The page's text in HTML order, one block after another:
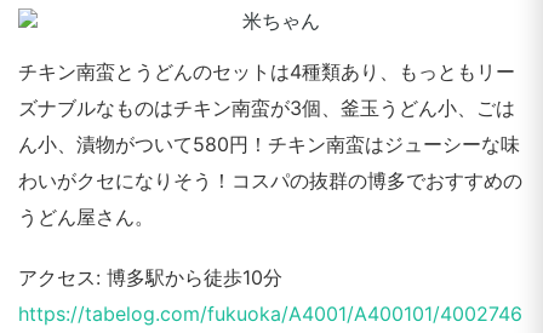
チキン南蛮とうどんのセットは4種類あり、もっともリー
ズナブルなものはチキン南蛮が3個、釜玉うどん小、ごは
ん小、漬物がついて580円！チキン南蛮はジューシーな味
わいがクセになりそう！コスパの抜群の博多でおすすめの
うどん屋さん。
アクセス: 博多駅から徒歩10分
https://tabelog.com/fukuoka/A4001/A400101/4002746